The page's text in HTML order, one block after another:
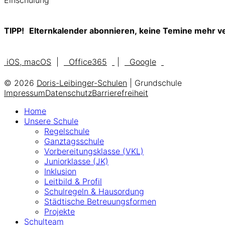
TIPP! Elternkalender abonnieren, keine Temine mehr
iOS, macOS Office365 Google
© 2026 Doris-Leibinger-Schulen | Grundschule
ImpressumDatenschutzBarrierefreiheit
Home
Unsere Schule
Regelschule
Ganztagsschule
Vorbereitungsklasse (VKL)
Juniorklasse (JK)
Inklusion
Leitbild & Profil
Schulregeln & Hausordung
Städtische Betreuungsformen
Projekte
Schulteam